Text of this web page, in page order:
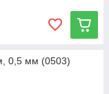
0,5 мм (0503)